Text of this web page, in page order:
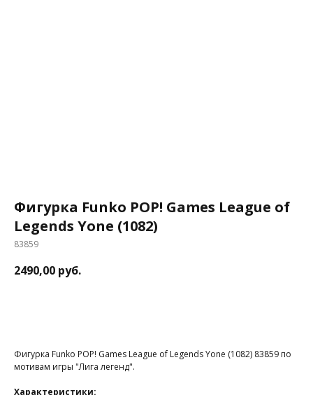
Фигурка Funko POP! Games League of
Legends Yone (1082)
83859
2490,00 руб.
Фигурка Funko POP! Games League of Legends Yone (1082) 83859 по
мотивам игры "Лига легенд".
Характеристики: